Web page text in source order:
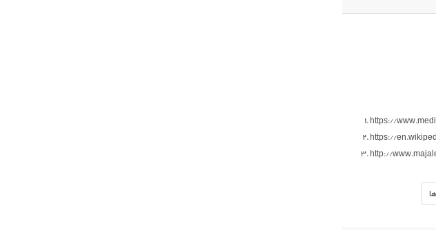
https://
https://
http://